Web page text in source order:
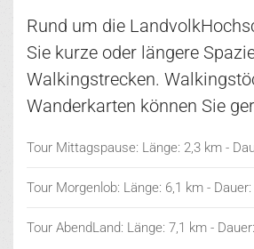
Rund um die
Sie kurze oder längere
Walkingstrecken.
Wanderkarten können Sie
Tour Mittagspause: Länge: 2,3 km -
Tour Morgenlob: Länge: 6,1 km -
Tour AbendLand: Länge: 7,1 km -